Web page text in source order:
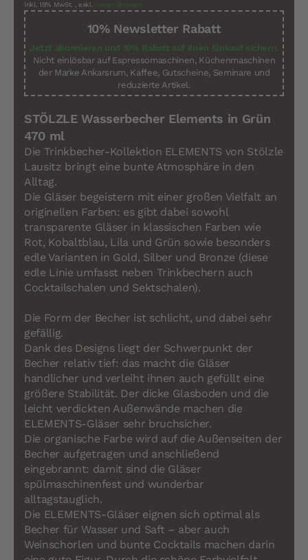
Inkl. 19% MwSt. , exkl. Versandkosten
10% Newsletter Rabatt
Jetzt abonnieren und 10% Rabatt auf Ihren Einkauf sichern.
Nicht einlösbar auf Espressomaschinen, Küchenmaschinen
der Marke Ankarsrum, Kaffee, Gutscheine, Seminare und
reduzierte Artikel.
STÖLZLE Wasserbecher Elements in Grün
470 ml
Die Trinkbecher-Kollektion ELEMENTS von Stölzle
Lausitz bringt eine bunte Atmosphäre in den
Alltag.
Die Gläser begeistern mit einer großen Vielfalt an
originellen Farben: es gibt dabei sowohl
transparente Gläser in klassischen Farben wie
Rot, Kobaltblau, Lila und Grün sowie besonders
edle Varianten in Gold, Silber und Bronze (diese
edle Linie umfasst neben Trinkbechern auch
Cocktailschalen und Sektschalen).
Die Form der Becher ist schlicht, und dabei sehr
gefällig.
Dank des Designs liegt der Schwerpunkt der
Becher relativ tief: das macht die Gläser
handlicher und verleiht ihnen auch gefüllt eine
größere Stabilität. Der dicke Glasboden und die
leicht verdickten Außenwände machen die
ELEMENTS-Gläser sehr bruchsicher.
Die organische Farbe wird auf die Außenseiten der
Becher aufgetragen und anschließend
eingebrannt: damit sind die Gläser
spülmaschinenfest und wunderbar
alltagstauglich.
Die ELEMENTS-Gläser eignen sich optimal als
Becher für Wasser und Saft – aber auch
Weinschorlen und bunte Cocktails machen darin